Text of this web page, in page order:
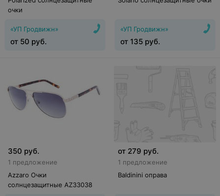
очки
«УП Гродвижн»
от 50 руб.
«УП Гродвижн»
от 135 руб.
350 руб.
1 предложение
Azzaro Очки
солнцезащитные AZ33038
от 279 руб.
1 предложение
Baldinini оправа